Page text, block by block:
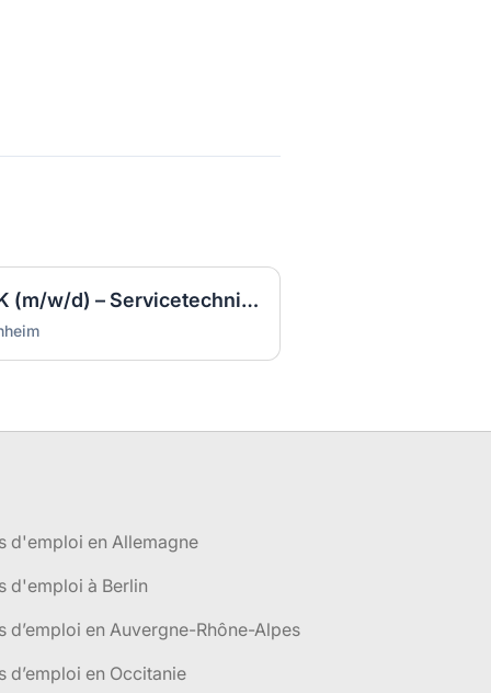
Anlagenmechaniker SHK (m/w/d) – Servicetechniker Heizung | Lüftung | Sanitär
d'emploi en Allemagne
d'emploi à Berlin
d’emploi en Auvergne-Rhône-Alpes
d’emploi en Occitanie